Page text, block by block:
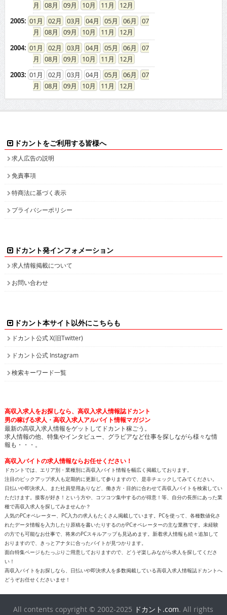
08
09 10 11
12
2005: 01 02 03 04 05 06
07
08
09 10 11
12
2004: 01 02 03 04 05 06
07
08
09 10 11
12
2003: 01 02 03 04 05 06
07
08
09 10 11 12
ドカントをご利用する皆様へ
求人広告の説明
免責事項
特商法に基づく表示
プライバシーポリシー
ドカント発インフォメーション
求人情報掲載について
お問い合わせ
ドカント本サイト以外にこちらも
ドカント公式 X(旧Twitter)
ドカント公式 Instagram
検索キーワード一覧
高収入求人をお探しなら、高収入求人情報誌ドカント
男の稼げる求人・高収入求人アルバイト情報マガジン
最新の高収入求人情報をゲットしてドカント稼ごう。
求人情報の他、特集やインタビュー、グラビアなど仕事を探しながら様々な情
報も・・・。
高収入バイトの求人情報ならお任せください！
ドカントでは、エリア別・業種別に高収入バイト情報を幅広く掲載しております。
注目のピックアップ求人も定期的に更新して参りますので、是非チェックしてみてください。
日払いや即決求人、また社員登用ありなど、働き方・目的に合わせて高収入バイトを検索してい
ただけます。接客が好き！という方や、コツコツ集中するのが得意！等、自分の長所にあった業
種で高収入求人を探してみませんか？
人気のPCオペレーター、PC入力の求人もたくさん掲載しています。PCを使って、各種数値化さ
れたデータ情報を入力したり原稿を書いたりするのがPCオペレーターの主な業務です。未経験
の方でも可能なお仕事で、将来のPCスキルアップも見込めます。新着求人情報も続々追加して
おりますので、きっとアナタに合ったバイトが見つかります。
面白特集ページもたっぷりご用意しておりますので、どうぞ楽しみながら求人を探してくださ
い！
高収入バイトをお探しなら、日払いや即決求人を多数掲載している高収入求人情報誌ドカントへ
どうぞお任せくださいませ！
All contents copyright © 2002-2025 ドカント.com. All rights